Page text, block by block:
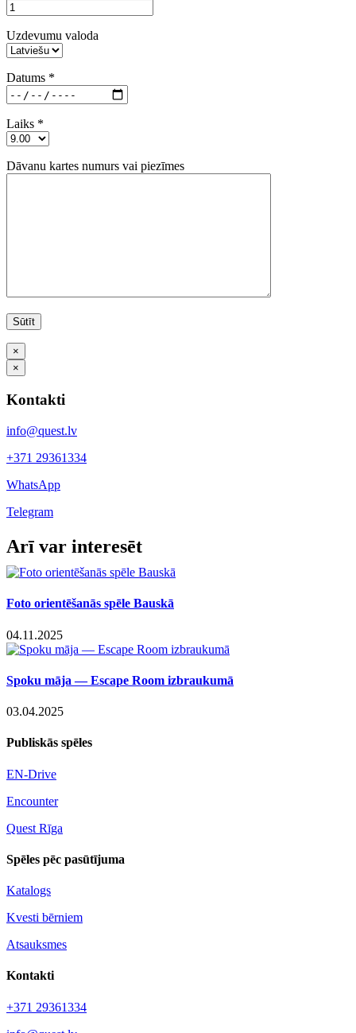
Uzdevumu valoda
Datums *
Laiks *
Dāvanu kartes numurs vai piezīmes
×
×
Kontakti
info@quest.lv
+371 29361334
WhatsApp
Telegram
Facebook
X
LinkedIn
WhatsApp
Telegram
Threads
Vk
Email
Arī var interesēt
Foto orientēšanās spēle Bauskā
04.11.2025
Spoku māja — Escape Room izbraukumā
03.04.2025
Publiskās spēles
EN-Drive
Encounter
Quest Rīga
Spēles pēc pasūtījuma
Katalogs
Kvesti bērniem
Atsauksmes
Kontakti
+371 29361334